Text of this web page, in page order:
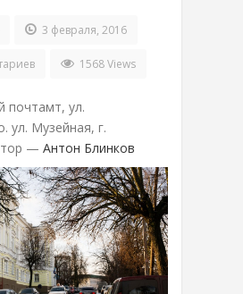
3 февраля, 2016
1568 Views
почтамт, ул.
ул. Музейная, г.
— Антон Блинков